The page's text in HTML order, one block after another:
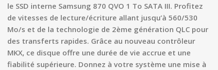
le SSD interne Samsung 870 QVO 1 To SATA III. Profitez
de vitesses de lecture/écriture allant jusqu’à 560/530
Mo/s et de la technologie de 2ème génération QLC pour
des transferts rapides. Grâce au nouveau contrôleur
MKX, ce disque offre une durée de vie accrue et une
fiabilité supérieure. Donnez à votre système une mise à